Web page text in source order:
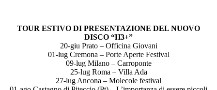
TOUR ESTIVO DI PRESENTAZIONE DEL NUOVO
DISCO “H3+”
20-giu Prato – Officina Giovani
01-lug Cremona – Porte Aperte Festival
09-lug Milano – Carroponte
25-lug Roma – Villa Ada
27-lug Ancona – Molecole festival